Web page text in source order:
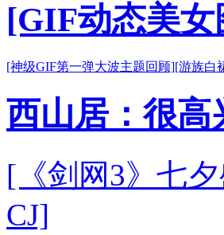
[GIF动态美女
[神级GIF第一弹大波主题回顾][游族白
西山居：很高
[《剑网3》七
CJ]